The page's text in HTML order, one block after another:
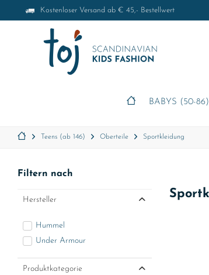
Kostenloser Versand ab € 45,- Bestellwert
BABYS (50-86)
Teens (ab 146) Oberteile Sportkleidung
Filtern nach
Hersteller
Hummel
Under Armour
Produktkategorie